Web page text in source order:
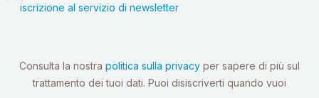
iscrizione al servizio di newsletter
Consulta la nostra politica sulla privacy per sapere di più sul
trattamento dei tuoi dati. Puoi disiscriverti quando vuoi